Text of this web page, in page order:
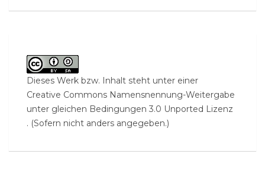
Dieses Werk bzw. Inhalt steht unter einer
Creative Commons Namensnennung-Weitergabe
unter gleichen Bedingungen 3.0 Unported Lizenz
. (Sofern nicht anders angegeben.)